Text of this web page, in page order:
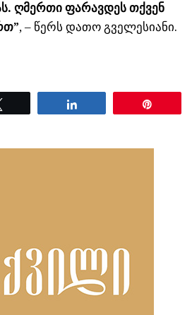
ღმერთი ფარავდეს თქვენ
, – წერს დათო გველესიანი.